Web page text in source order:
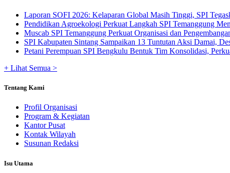
Laporan SOFI 2026: Kelaparan Global Masih Tinggi, SPI
Pendidikan Agroekologi Perkuat Langkah SPI Temanggung
Muscab SPI Temanggung Perkuat Organisasi dan
SPI Kabupaten Sintang Sampaikan 13 Tuntutan Aksi Damai,
Petani Perempuan SPI Bengkulu Bentuk Tim Konsolidasi,
+ Lihat Semua >
Tentang Kami
Profil Organisasi
Program & Kegiatan
Kantor Pusat
Kontak Wilayah
Susunan Redaksi
Isu Utama